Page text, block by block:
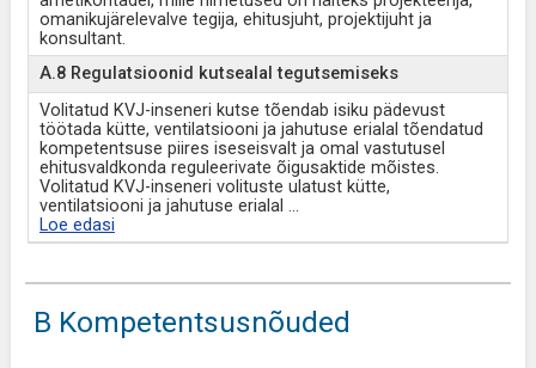
omanikujärelevalve tegija, ehitusjuht, projektijuht ja
konsultant.
A.8 Regulatsioonid kutsealal tegutsemiseks
Volitatud KVJ-inseneri kutse tõendab isiku pädevust
töötada kütte, ventilatsiooni ja jahutuse erialal tõendatud
kompetentsuse piires iseseisvalt ja omal vastutusel
ehitusvaldkonda reguleerivate õigusaktide mõistes.
Volitatud KVJ-inseneri volituste ulatust kütte,
ventilatsiooni ja jahutuse erialal ...
Loe edasi
B Kompetentsusnõuded